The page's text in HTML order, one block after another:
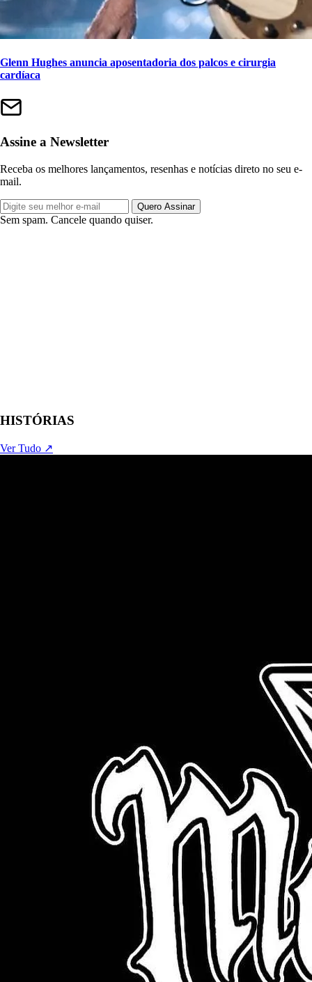
Glenn Hughes anuncia aposentadoria dos palcos e cirurgia
cardíaca
Assine a Newsletter
Receba os melhores lançamentos, resenhas e notícias direto no seu e-
mail.
Quero Assinar
Sem spam. Cancele quando quiser.
HISTÓRIAS
Ver Tudo ↗